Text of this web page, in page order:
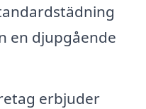
en djupgående
erbjuder